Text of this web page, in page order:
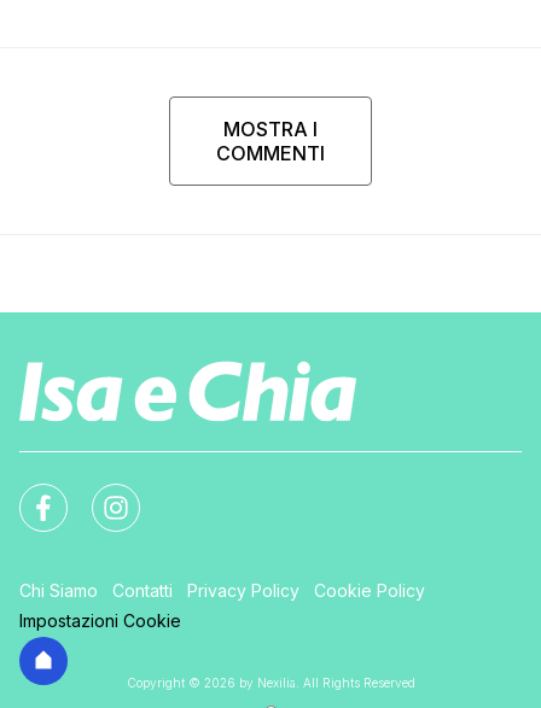
MOSTRA I
COMMENTI
Chi Siamo Contatti Privacy Policy
Cookie Policy
Impostazioni Cookie
Copyright © 2026 by Nexilia. All Rights Reserved